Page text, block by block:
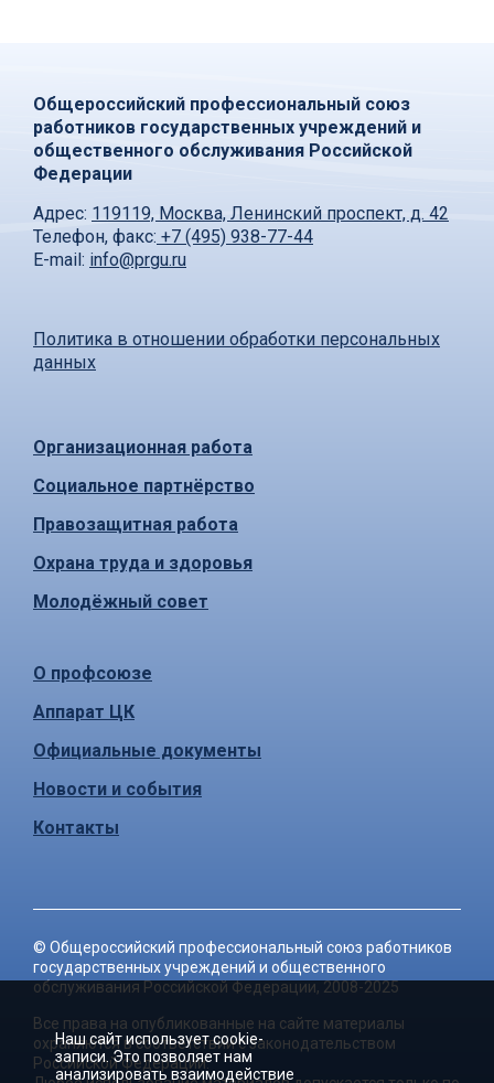
Общероссийский профессиональный союз
работников государственных учреждений и
общественного обслуживания Российской
Федерации
Адрес: 119119, Москва, Ленинский проспект, д. 42
Телефон, факс: +7 (495) 938-77-44
E-mail: info@prgu.ru
Политика в отношении обработки персональных
данных
Организационная работа
Социальное партнёрство
Правозащитная работа
Охрана труда и здоровья
Молодёжный совет
О профсоюзе
Аппарат ЦК
Официальные документы
Новости и события
Контакты
© Общероссийский профессиональный союз работников
государственных учреждений и общественного
обслуживания Российской Федерации, 2008-2025
Все права на опубликованные на сайте материалы
охраняются в соответствии с законодательством
Российской Федерации.
Наш сайт использует cookie-
записи. Это позволяет нам
анализировать взаимодействие